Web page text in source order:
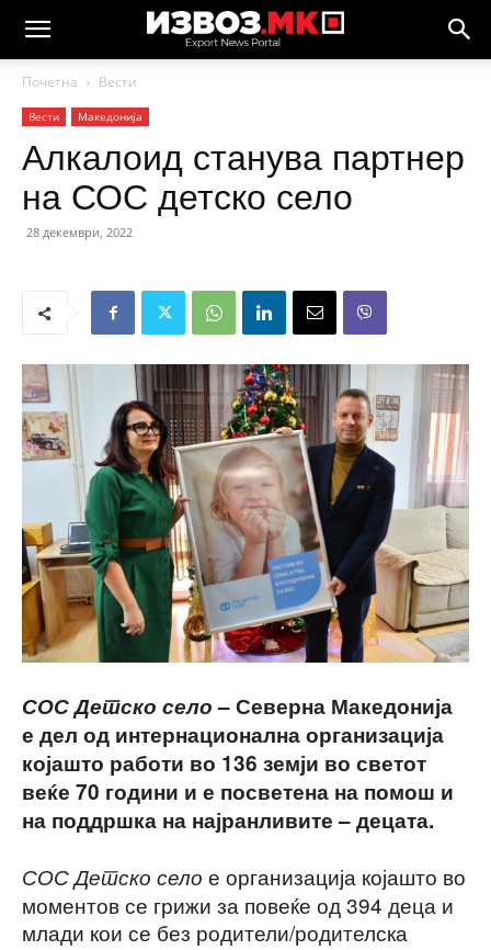
Почетна Вести
Вести Македонија
Алкалоид станува партнер
на СОС детско село
28 декември, 2022
СОС Детско село– Северна Македонија
е дел од интернационална организација
којашто работи во 136 земји во светот
веќе 70 години и е посветена на помош и
на поддршка на најранливите – децата.
СОС Детско село е организација којашто во
моментов се грижи за повеќе од 394 деца и
млади кои се без родители/родителска